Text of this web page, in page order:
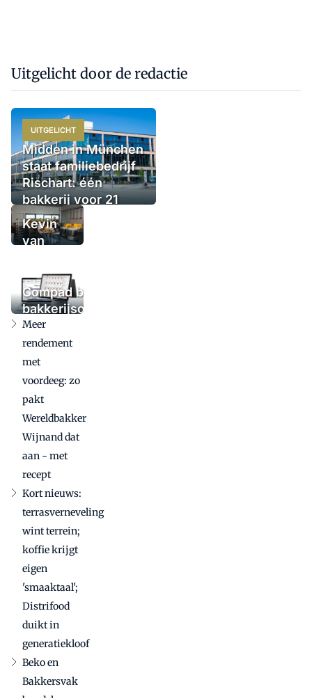
Uitgelicht door de redactie
UITGELICHT
Midden in München
staat familiebedrijf
Rischart: één
bakkerij voor 21
filialen
Kevin
van
verruilt
bakkerij
voor
Brood
Atelier
bij
cateraar
Compad breidt
bakkerijsoftware
uit met nieuw
kassasysteem:
16 kassa's
geplaatst
Meer
rendement
met
voordeeg: zo
pakt
Wereldbakker
Wijnand dat
aan - met
recept
Kort nieuws:
terrasverneveling
wint terrein;
koffie krijgt
eigen
'smaaktaal';
Distrifood
duikt in
generatiekloof
Beko en
Bakkersvak